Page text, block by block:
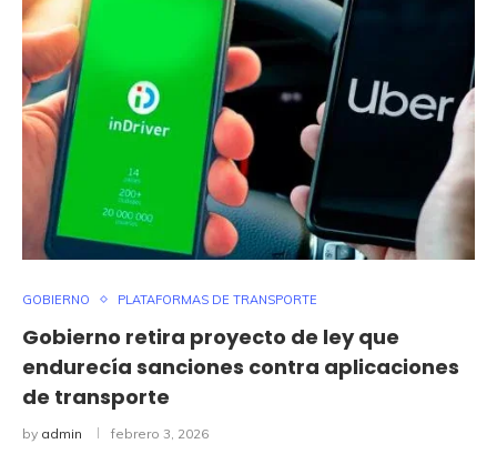
GOBIERNO PLATAFORMAS DE TRANSPORTE
Gobierno retira proyecto de ley que
endurecía sanciones contra aplicaciones
de transporte
by admin febrero 3, 2026